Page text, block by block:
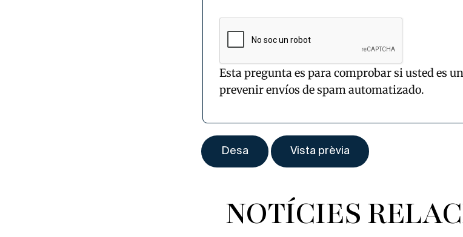
Esta pregunta es para comprobar si usted es
prevenir envíos de spam automatizado.
NOTÍCIES